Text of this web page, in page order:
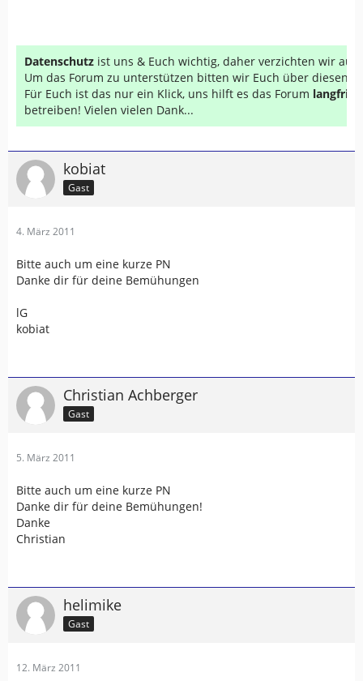
Datenschutz ist uns & Euch wichtig, daher verzichten wir auf
Um das Forum zu unterstützen bitten wir Euch über diesen
Für Euch ist das nur ein Klick, uns hilft es das Forum
betreiben! Vielen vielen Dank...
kobiat
Gast
4. März 2011
Bitte auch um eine kurze PN
Danke dir für deine Bemühungen
lG
kobiat
Christian Achberger
Gast
5. März 2011
Bitte auch um eine kurze PN
Danke dir für deine Bemühungen!
Danke
Christian
helimike
Gast
12. März 2011